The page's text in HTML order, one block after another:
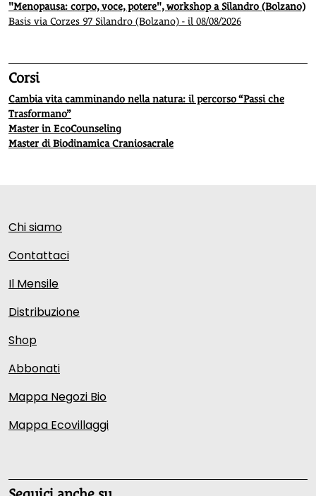
"Menopausa: corpo, voce, potere", workshop a Silandro (Bolzano)
Basis via Corzes 97 Silandro (Bolzano) - il 08/08/2026
Corsi
Cambia vita camminando nella natura: il percorso “Passi che
Trasformano”
Master in EcoCounseling
Master di Biodinamica Craniosacrale
Chi siamo
Contattaci
Il Mensile
Distribuzione
Shop
Abbonati
Mappa Negozi Bio
Mappa Ecovillaggi